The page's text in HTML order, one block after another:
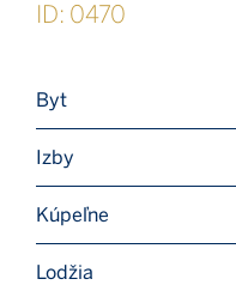
ID: 0470
Byt
Izby
Kúpeľne
Lodžia